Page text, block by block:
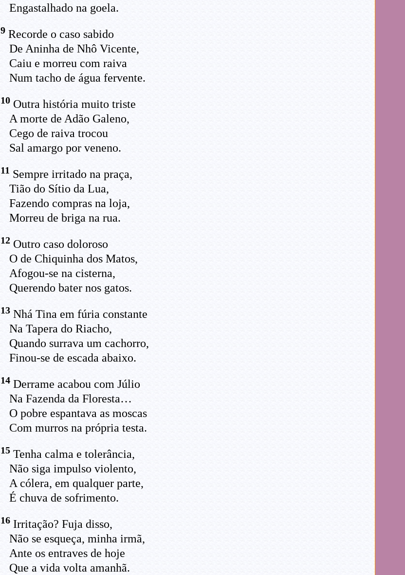
Engastalhado na goela.
9Recorde o caso sabido
De Aninha de Nhô Vicente,
Caiu e morreu com raiva
Num tacho de água fervente.
10Outra história muito triste
A morte de Adão Galeno,
Cego de raiva trocou
Sal amargo por veneno.
11 Sempre irritado na praça,
Tião do Sítio da Lua,
Fazendo compras na loja,
Morreu de briga na rua.
12Outro caso doloroso
O de Chiquinha dos Matos,
Afogou-se na cisterna,
Querendo bater nos gatos.
13Nhá Tina em fúria constante
Na Tapera do Riacho,
Quando surrava um cachorro,
Finou-se de escada abaixo.
14Derrame acabou com Júlio
Na Fazenda da Floresta…
O pobre espantava as moscas
Com murros na própria testa.
15Tenha calma e tolerância,
Não siga impulso violento,
A cólera, em qualquer parte,
É chuva de sofrimento.
16Irritação? Fuja disso,
Não se esqueça, minha irmã,
Ante os entraves de hoje
Que a vida volta amanhã.